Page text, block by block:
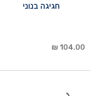
חגיגה בנוני
104.00 ₪